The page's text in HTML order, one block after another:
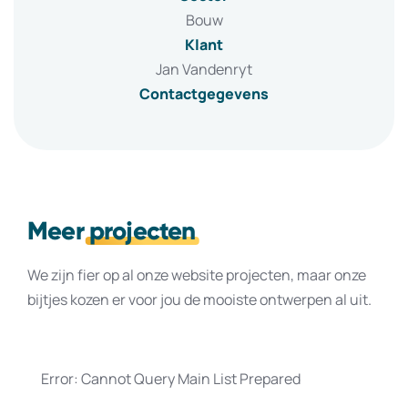
Bouw
Klant
Jan Vandenryt
Contactgegevens
Meerprojecten
We zijn fier op al onze website projecten, maar onze
bijtjes kozen er voor jou de mooiste ontwerpen al uit.
Error: Cannot Query Main List Prepared